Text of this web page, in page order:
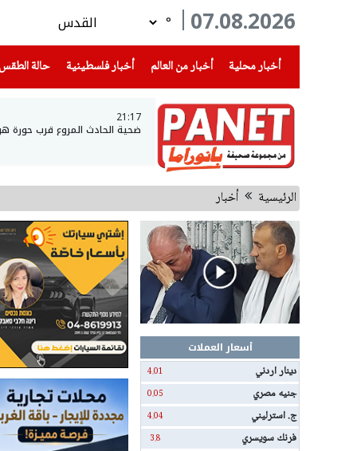
07.08.2026
°
أخبار محلية
(current) أخبار من العالم أخبار فلسطينية(current) حالة الطقس
21:17
ضحية الحادث المروع قرب حورة
الرئيسية أخبار
أسعار العملات
دينار اردني
4.01
جنيه مصري 0.05
ج. استرليني 4.04
فرنك سويسري 3.8